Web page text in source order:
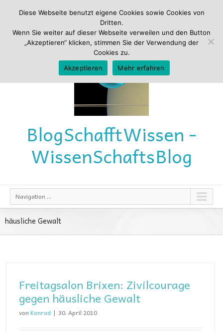
BlogSchafftWissen -
WissenSchaftsBlog
Navigation ...
häusliche Gewalt
Freitagsalon Brixen: Zivilcourage
gegen häusliche Gewalt
von Konrad | 30. April 2010
Diese Webseite benutzt eigene Cookies sowie Cookies von
Dritten.
Wenn Sie weiter auf dieser Webseite verweilen und den Button
„Akzeptieren“ klicken, stimmen Sie der Verwendung der
Cookies zu.
Akzeptieren
Mehr erfahren